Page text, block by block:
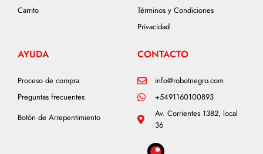
Carrito
Términos y Condiciones
Privacidad
AYUDA
Proceso de compra
Preguntas frecuentes
Botón de Arrepentimiento
CONTACTO
info@robotnegro.com
+5491160100893
Av. Corrientes 1382, local
36